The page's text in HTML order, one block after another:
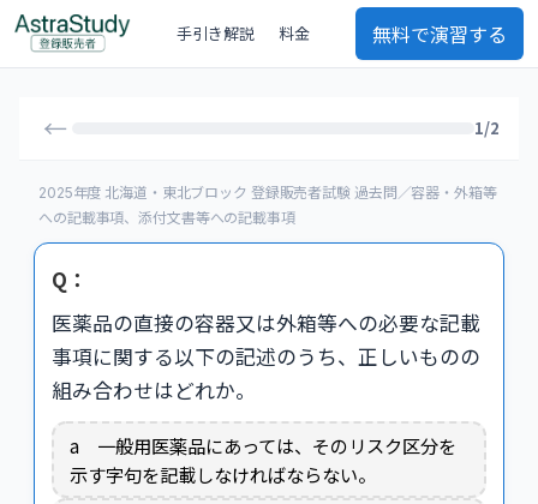
手引き解説 料金 無料で演習する
← 1/2
2025年度 北海道・東北ブロック 登録販売者試験 過去問／容器・外箱等
への記載事項、添付文書等への記載事項
Q：
医薬品の直接の容器又は外箱等への必要な記載
事項に関する以下の記述のうち、正しいものの
組み合わせはどれか。
a 一般用医薬品にあっては、そのリスク区分を
示す字句を記載しなければならない。